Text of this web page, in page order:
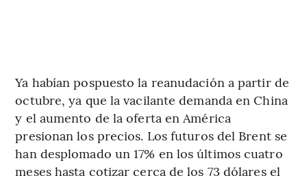
Ya habían pospuesto la reanudación a partir de
octubre, ya que la vacilante demanda en China
y el aumento de la oferta en América
presionan los precios. Los futuros del Brent se
han desplomado un 17% en los últimos cuatro
meses hasta cotizar cerca de los 73 dólares el